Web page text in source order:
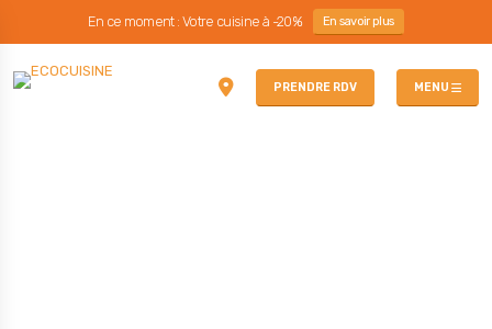
En ce moment : Votre cuisine à -20% En savoir plus
PRENDRE RDV MENU